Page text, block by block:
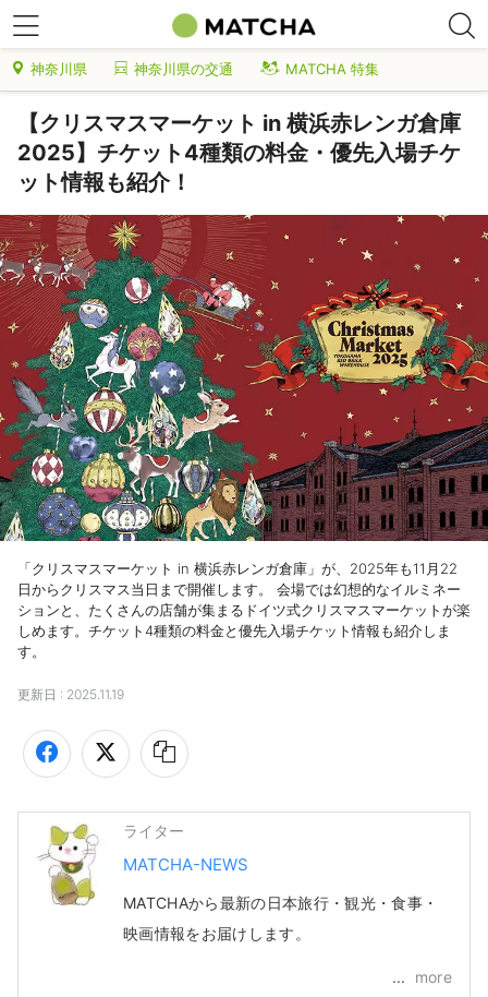
神奈川県 神奈川県の交通 MATCHA 特集
【クリスマスマーケット in 横浜赤レンガ倉庫
2025】チケット4種類の料金・優先入場チケ
ット情報も紹介！
「クリスマスマーケット in 横浜赤レンガ倉庫」が、2025年も11月22
日からクリスマス当日まで開催します。 会場では幻想的なイルミネー
ションと、たくさんの店舗が集まるドイツ式クリスマスマーケットが楽
しめます。チケット4種類の料金と優先入場チケット情報も紹介しま
す。
更新日 : 2025.11.19
ライター
MATCHA-NEWS
MATCHAから最新の日本旅行・観光・食事・
映画情報をお届けします。
more